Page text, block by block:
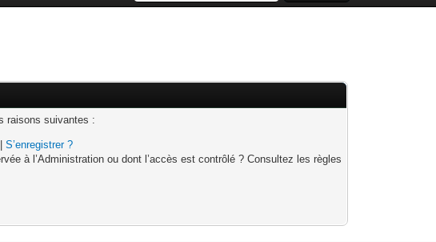
raisons suivantes :
S’enregistrer ?
à l’Administration ou dont l’accès est contrôlé ? Consultez les règles